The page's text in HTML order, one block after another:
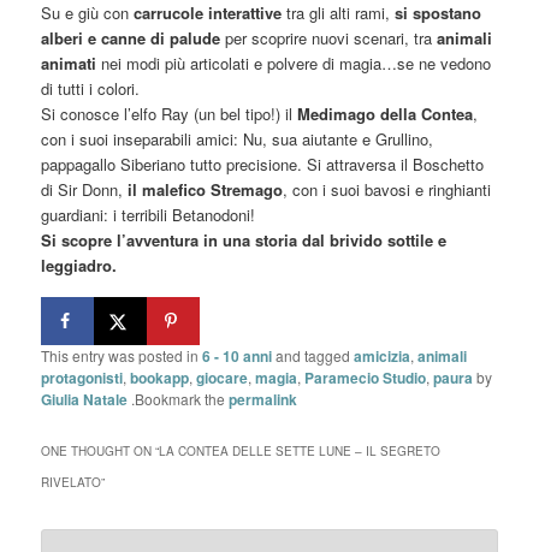
Su e giù concarrucole interattive tra gli alti rami,si spostano
alberi e canne di palude per scoprire nuovi scenari, traanimali
animati nei modi più articolati e polvere di magia…se ne vedono
di tutti i colori.
Si conosce l’elfo Ray (un bel tipo!) ilMedimago della Contea,
con i suoi inseparabili amici: Nu, sua aiutante e Grullino,
pappagallo Siberiano tutto precisione. Si attraversa il Boschetto
di Sir Donn,il malefico Stremago, con i suoi bavosi e ringhianti
guardiani: i terribili Betanodoni!
Si scopre l’avventura in una storia dal brivido sottile e
leggiadro.
This entry was posted in 6 - 10 anniand tagged amicizia,animali
protagonisti,bookapp,giocare,magia, Paramecio Studio,paura by
Giulia Natale .Bookmark thepermalink
ONE THOUGHT ON “LA CONTEA DELLE SETTE LUNE – IL SEGRETO
RIVELATO”